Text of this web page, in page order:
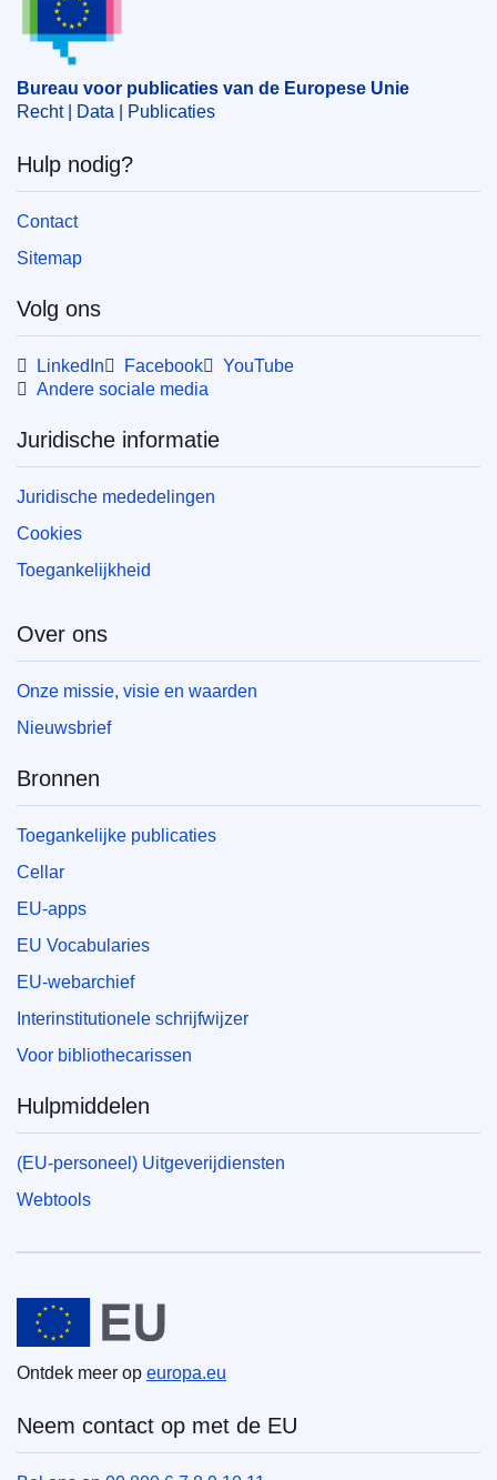
Bureau voor publicaties van de Europese Unie
Recht | Data | Publicaties
Hulp nodig?
Contact
Sitemap
Volg ons
LinkedIn Facebook
YouTube
Andere sociale media
Juridische informatie
Juridische mededelingen
Cookies
Toegankelijkheid
Over ons
Onze missie, visie en waarden
Nieuwsbrief
Bronnen
Toegankelijke publicaties
Cellar
EU-apps
EU Vocabularies
EU-webarchief
Interinstitutionele schrijfwijzer
Voor bibliothecarissen
Hulpmiddelen
(EU-personeel) Uitgeverijdiensten
Webtools
Europese Unie
Ontdek meer op europa.eu
Neem contact op met de EU